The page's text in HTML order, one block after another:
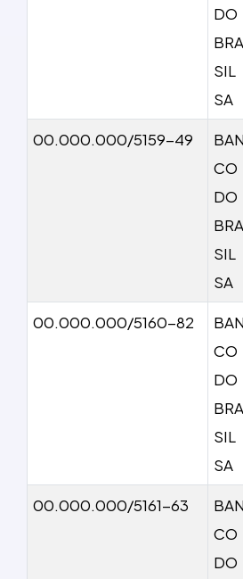
DO
BRA
SIL
SA
00.000.000/5159-49
BAN
CO
DO
BRA
SIL
SA
00.000.000/5160-82
BAN
CO
DO
BRA
SIL
SA
00.000.000/5161-63
BAN
CO
DO